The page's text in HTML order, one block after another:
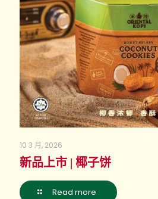
10 3 月, 2026
新品上市 | 椰子饼
Read more